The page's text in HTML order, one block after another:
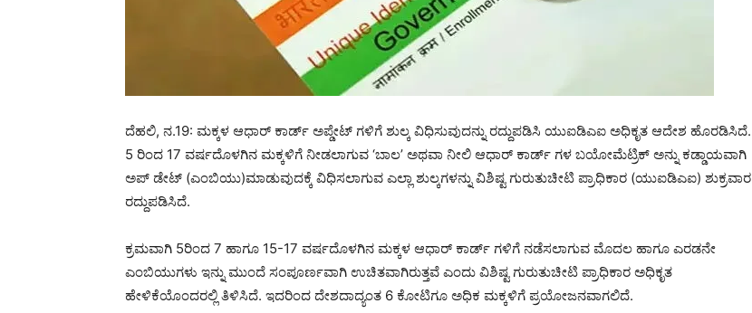
ದೆಹಲಿ, ನ.19: ಮಕ್ಕಳ ಆಧಾರ್‌ ಕಾರ್ಡ್‌ ಅಪ್ಡೇಟ್‌ ಗಳಿಗೆ ಶುಲ್ಕ ವಿಧಿಸುವುದನ್ನು ರದ್ದುಪಡಿಸಿ ಯುಐಡಿಎಐ ಅಧಿಕೃತ ಆದೇಶ ಹೊರಡಿಸಿದೆ.
5 ರಿಂದ 17 ವರ್ಷದೊಳಗಿನ ಮಕ್ಕಳಿಗೆ ನೀಡಲಾಗುವ ‘ಬಾಲ’ ಅಥವಾ ನೀಲಿ ಆಧಾರ್ ಕಾರ್ಡ್‌ ಗಳ ಬಯೋಮೆಟ್ರಿಕ್ ಅನ್ನು ಕಡ್ಡಾಯವಾಗಿ
ಅಪ್‌ ಡೇಟ್ (ಎಂಬಿಯು)ಮಾಡುವುದಕ್ಕೆ ವಿಧಿಸಲಾಗುವ ಎಲ್ಲಾ ಶುಲ್ಕಗಳನ್ನು ವಿಶಿಷ್ಟ ಗುರುತುಚೀಟಿ ಪ್ರಾಧಿಕಾರ (ಯುಐಡಿಎಐ) ಶುಕ್ರವಾರ
ರದ್ದುಪಡಿಸಿದೆ.
ಕ್ರಮವಾಗಿ 5ರಿಂದ 7 ಹಾಗೂ 15-17 ವರ್ಷದೊಳಗಿನ ಮಕ್ಕಳ ಆಧಾರ್ ಕಾರ್ಡ್‌ ಗಳಿಗೆ ನಡೆಸಲಾಗುವ ಮೊದಲ ಹಾಗೂ ಎರಡನೇ
ಎಂಬಿಯುಗಳು ಇನ್ನು ಮುಂದೆ ಸಂಪೂರ್ಣವಾಗಿ ಉಚಿತವಾಗಿರುತ್ತವೆ ಎಂದು ವಿಶಿಷ್ಟ ಗುರುತುಚೀಟಿ ಪ್ರಾಧಿಕಾರ ಅಧಿಕೃತ
ಹೇಳಿಕೆಯೊಂದರಲ್ಲಿ ತಿಳಿಸಿದೆ. ಇದರಿಂದ ದೇಶದಾದ್ಯಂತ 6 ಕೋಟಿಗೂ ಅಧಿಕ ಮಕ್ಕಳಿಗೆ ಪ್ರಯೋಜನವಾಗಲಿದೆ.